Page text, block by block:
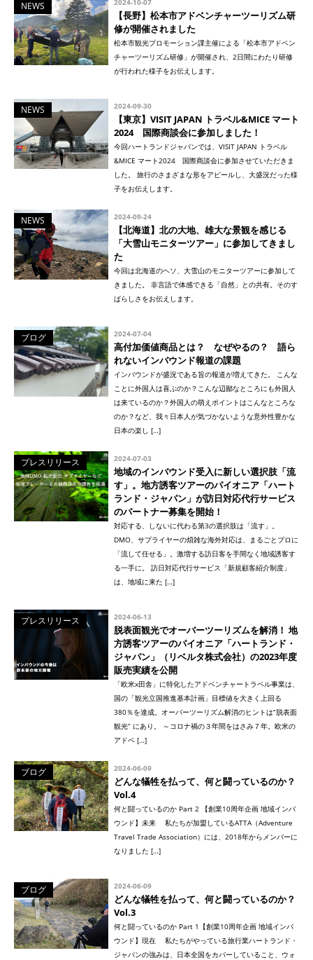
NEWS 2024-10-07
【長野】松本市アドベンチャーツーリズム研
修が開催されました
松本市観光プロモーション課主催による「松本市アドベン
チャーツーリズム研修」が開催され、2日間にわたり研修
が行われた様子をお伝えします。
NEWS 2024-09-30
【東京】VISIT JAPAN トラベル&MICE マート
2024 国際商談会に参加しました！
今回ハートランドジャパンでは、VISIT JAPAN トラベル
&MICE マート2024 国際商談会に参加させていただきま
した。 旅行のさまざまな形をアピールし、大盛況だった様
子をお伝えします。
NEWS 2024-09-24
【北海道】北の大地、雄大な景観を感じる
「大雪山モニターツアー」に参加してきまし
た
今回は北海道のヘソ、大雪山のモニターツアーに参加して
きました。 非言語で体感できる「自然」との共有。そのす
ばらしさをお伝えします。
ブログ 2024-07-04
高付加価値商品とは？ なぜやるの？ 語ら
れないインバウンド報道の課題
インバウンドが盛況である旨の報道が増えてきた。 こんな
ことに外国人は喜ぶのか？こんな辺鄙なところにも外国人
は来ているのか？外国人の萌えポイントはこんなところな
のか？など、我々日本人が気づかないような意外性豊かな
日本の楽し […]
プレスリリース 2024-07-03
地域のインバウンド受入に新しい選択肢「流
す」。地方誘客ツアーのパイオニア「ハート
ランド・ジャパン」が訪日対応代行サービス
のパートナー募集を開始！
対応する、しないに代わる第3の選択肢は「流す」。
DMO、サプライヤーの煩雑な海外対応は、まるごとプロに
「流して任せる」。激増する訪日客を手間なく地域誘客す
る一手に。 訪日対応代行サービス「新規顧客紹介制度」
は、地域に来た […]
プレスリリース 2024-06-13
脱表面観光でオーバーツーリズムを解消！ 地
方誘客ツアーのパイオニア「ハートランド・
ジャパン」（リベルタ株式会社）の2023年度
販売実績を公開
「欧米x田舎」に特化したアドベンチャートラベル事業は、
国の「観光立国推進基本計画」目標値を大きく上回る
380％を達成。オーバーツーリズム解消のヒントは“脱表面
観光” にあり。 ～コロナ禍の３年間をはさみ７年。欧米の
アドベ […]
ブログ 2024-06-09
どんな犠牲を払って、何と闘っているのか？
Vol.4
何と闘っているのか Part 2 【創業10周年企画 地域インバ
ウンド】未来 私たちが加盟しているATTA（Adventure
Travel Trade Association）には、2018年からメンバーに
なりました […]
ブログ 2024-06-09
どんな犠牲を払って、何と闘っているのか？
Vol.3
何と闘っているのか Part 1【創業10周年企画 地域インバ
ウンド】現在 私たちがやっている旅行業ハートランド・
ジャパンの強みは、日本全国をカバーしていること、ウォ